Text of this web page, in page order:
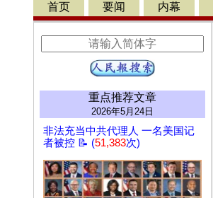
首页 要闻 内幕
重点推荐文章
2026年5月24日
非法充当中共代理人 一名美国记
者被控 📝 (51,383次)